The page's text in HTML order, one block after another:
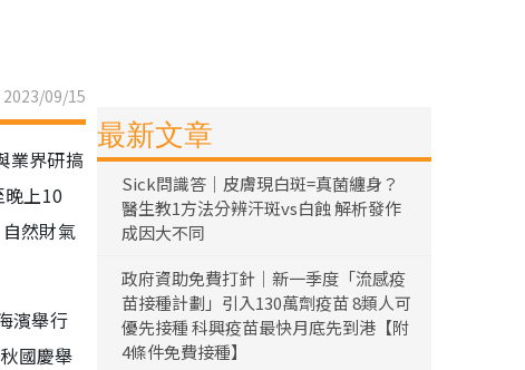
2023/09/15
業界研搞
上10
然財氣
濱舉行
國慶舉
最新文章
Sick問識答｜皮膚現白斑=真菌纏身？
醫生教1方法分辨汗斑vs白蝕 解析發作
成因大不同
政府資助免費打針｜新一季度「流感疫
苗接種計劃」引入130萬劑疫苗 8類人可
優先接種 科興疫苗最快月底先到港【附
4條件免費接種】